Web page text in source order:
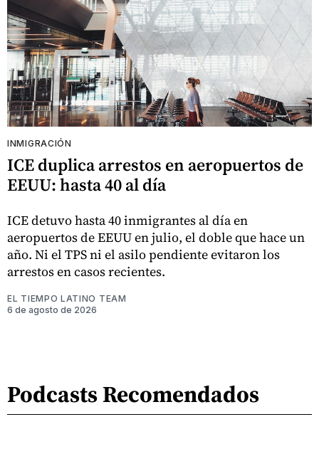
INMIGRACIÓN
ICE duplica arrestos en aeropuertos de
EEUU: hasta 40 al día
ICE detuvo hasta 40 inmigrantes al día en
aeropuertos de EEUU en julio, el doble que hace un
año. Ni el TPS ni el asilo pendiente evitaron los
arrestos en casos recientes.
EL TIEMPO LATINO TEAM
6 de agosto de 2026
Podcasts Recomendados